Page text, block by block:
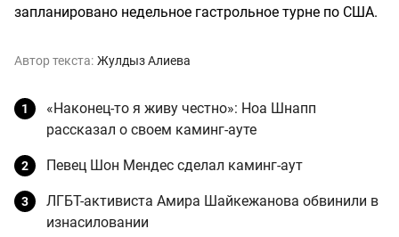
запланировано недельное гастрольное турне по США.
Автор текста: Жулдыз Алиева
«Наконец-то я живу честно»: Ноа Шнапп
рассказал о своем каминг-ауте
Певец Шон Мендес сделал каминг-аут
ЛГБТ-активиста Амира Шайкежанова обвинили в
изнасиловании